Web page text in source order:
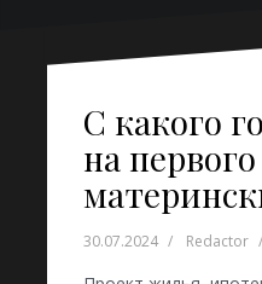
С какого
на
30.07.2024 Redactor